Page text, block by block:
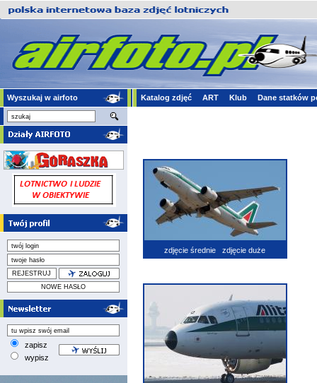
Wyszukaj w airfoto Katalog zdjęć ART Klub Dane statków
zapisz
wypisz
zdjęcie średnie zdjęcie duże